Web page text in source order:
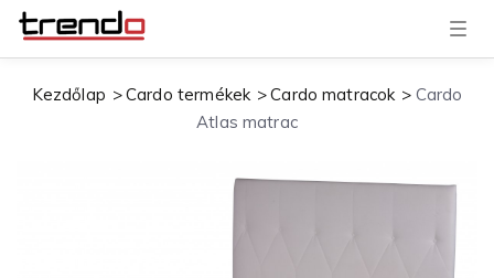
T
g
l
Kezdőlap Cardo termékek Cardo matracok
Cardo
Atlas matrac